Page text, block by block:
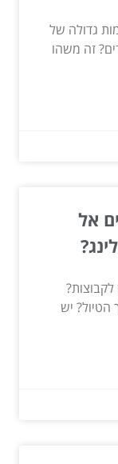
גדולה של
זה משהו
אל
לקבוצות?
יש